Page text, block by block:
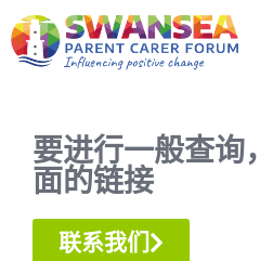
要进行一般查询
面的链接
联系我们